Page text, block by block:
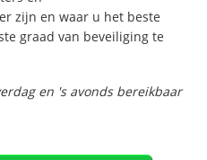
zijn en waar u het beste
graad van beveiliging te
en 's avonds bereikbaar